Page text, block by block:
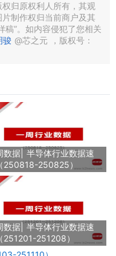
归原权利人所有，其观
制作权归当前商户及其
稿”。如内容侵犯了您相关
骏 @芯之元
，版权号：
数据| 半导体行业数据速
250818-250825）
数据| 半导体行业数据速
251201-251208）